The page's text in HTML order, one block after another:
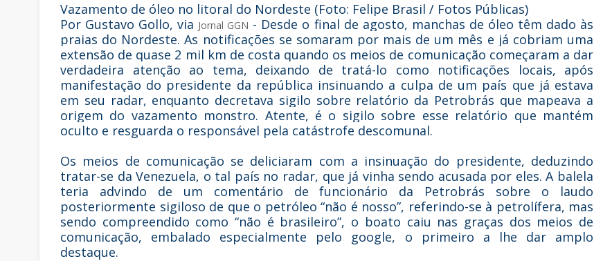
Vazamento de óleo no litoral do Nordeste (Foto: Felipe Brasil / Fotos Públicas)
Por Gustavo Gollo, via Jornal GGN - Desde o final de agosto, manchas de óleo têm dado às
praias do Nordeste. As notificações se somaram por mais de um mês e já cobriam uma
extensão de quase 2 mil km de costa quando os meios de comunicação começaram a dar
verdadeira atenção ao tema, deixando de tratá-lo como notificações locais, após
manifestação do presidente da república insinuando a culpa de um país que já estava
em seu radar, enquanto decretava sigilo sobre relatório da Petrobrás que mapeava a
origem do vazamento monstro. Atente, é o sigilo sobre esse relatório que mantém
oculto e resguarda o responsável pela catástrofe descomunal.
Os meios de comunicação se deliciaram com a insinuação do presidente, deduzindo
tratar-se da Venezuela, o tal país no radar, que já vinha sendo acusada por eles. A balela
teria advindo de um comentário de funcionário da Petrobrás sobre o laudo
posteriormente sigiloso de que o petróleo “não é nosso”, referindo-se à petrolífera, mas
sendo compreendido como “não é brasileiro”, o boato caiu nas graças dos meios de
comunicação, embalado especialmente pelo google, o primeiro a lhe dar amplo
destaque.